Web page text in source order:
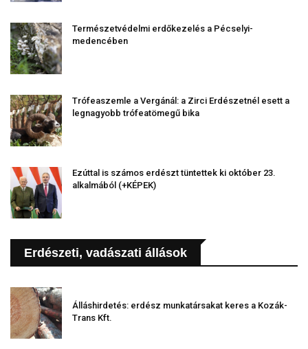
Természetvédelmi erdőkezelés a Pécselyi-
medencében
Trófeaszemle a Vergánál: a Zirci Erdészetnél esett a
legnagyobb trófeatömegű bika
Ezúttal is számos erdészt tüntettek ki október 23.
alkalmából (+KÉPEK)
Erdészeti, vadászati állások
Álláshirdetés: erdész munkatársakat keres a Kozák-
Trans Kft.